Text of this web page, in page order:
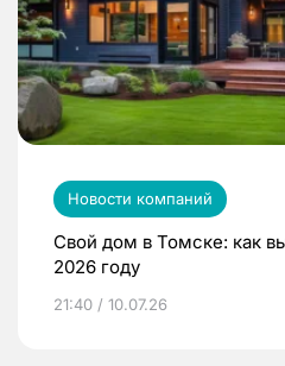
Новости компаний
Свой дом в Томске: как
2026 году
21:40 / 10.07.26